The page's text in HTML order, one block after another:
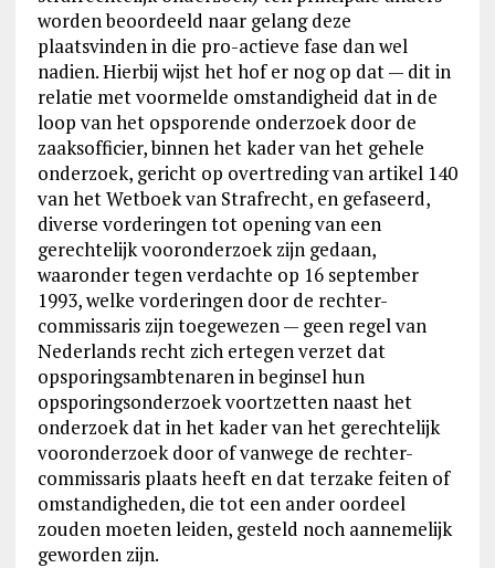
worden beoordeeld naar gelang deze
plaatsvinden in die pro-actieve fase dan wel
nadien. Hierbij wijst het hof er nog op dat — dit in
relatie met voormelde omstandigheid dat in de
loop van het opsporende onderzoek door de
zaaksofficier, binnen het kader van het gehele
onderzoek, gericht op overtreding van artikel 140
van het Wetboek van Strafrecht, en gefaseerd,
diverse vorderingen tot opening van een
gerechtelijk vooronderzoek zijn gedaan,
waaronder tegen verdachte op 16 september
1993, welke vorderingen door de rechter-
commissaris zijn toegewezen — geen regel van
Nederlands recht zich ertegen verzet dat
opsporingsambtenaren in beginsel hun
opsporingsonderzoek voortzetten naast het
onderzoek dat in het kader van het gerechtelijk
vooronderzoek door of vanwege de rechter-
commissaris plaats heeft en dat terzake feiten of
omstandigheden, die tot een ander oordeel
zouden moeten leiden, gesteld noch aannemelijk
geworden zijn.